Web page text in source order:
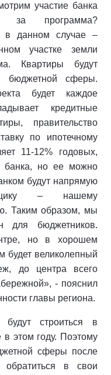
участие банка
за программа?
в данном случае –
участке земли
Квартиры будут
бюджетной сферы.
будет каждое
кредитные
правительство
по ипотечному
11-12% годовых,
банка, но ее можно
будут напрямую
– нашему
Таким образом, мы
для бюджетников.
но в хорошем
будет великолепный
до центра всего
- пояснил
главы региона.
строиться в
этом году. Поэтому
сферы после
обратиться в свои